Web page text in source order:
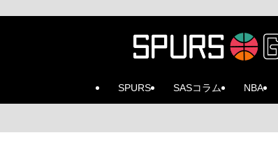
SPURS SASコラム NBA